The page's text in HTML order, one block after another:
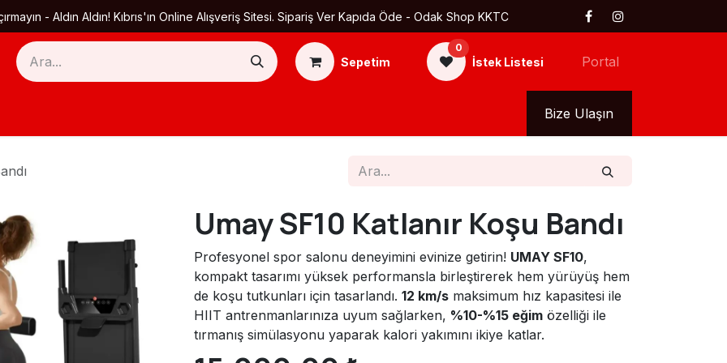
- Aldın Aldın! Kıbrıs'ın Online Alışveriş Sitesi. Sipariş Ver Kapıda Öde - Odak Shop KKTC
Sepetim
0
İstek Listesi Portal
Bize Ulaşın
Umay SF10 Katlanır Koşu Bandı
Profesyonel spor salonu deneyimini evinize getirin! UMAY SF10,
kompakt tasarımı yüksek performansla birleştirerek hem yürüyüş hem
de koşu tutkunları için tasarlandı. 12 km/s maksimum hız kapasitesi ile
HIIT antrenmanlarınıza uyum sağlarken, %10-%15 eğim özelliği ile
tırmanış simülasyonu yaparak kalori yakımını ikiye katlar.